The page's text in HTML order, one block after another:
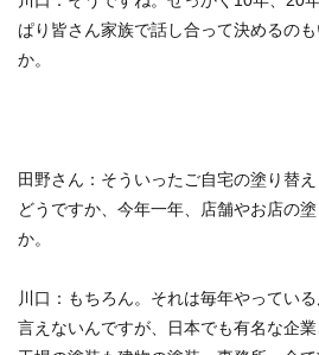
ぱり皆さん家族で話し合って決めるの
か。
田野さん： そういったご自宅の塗り替
どうですか、今年一年、店舗やお店の
か。
川口： もちろん。それは毎年やってい
言えないんですが、日本でも有名な企